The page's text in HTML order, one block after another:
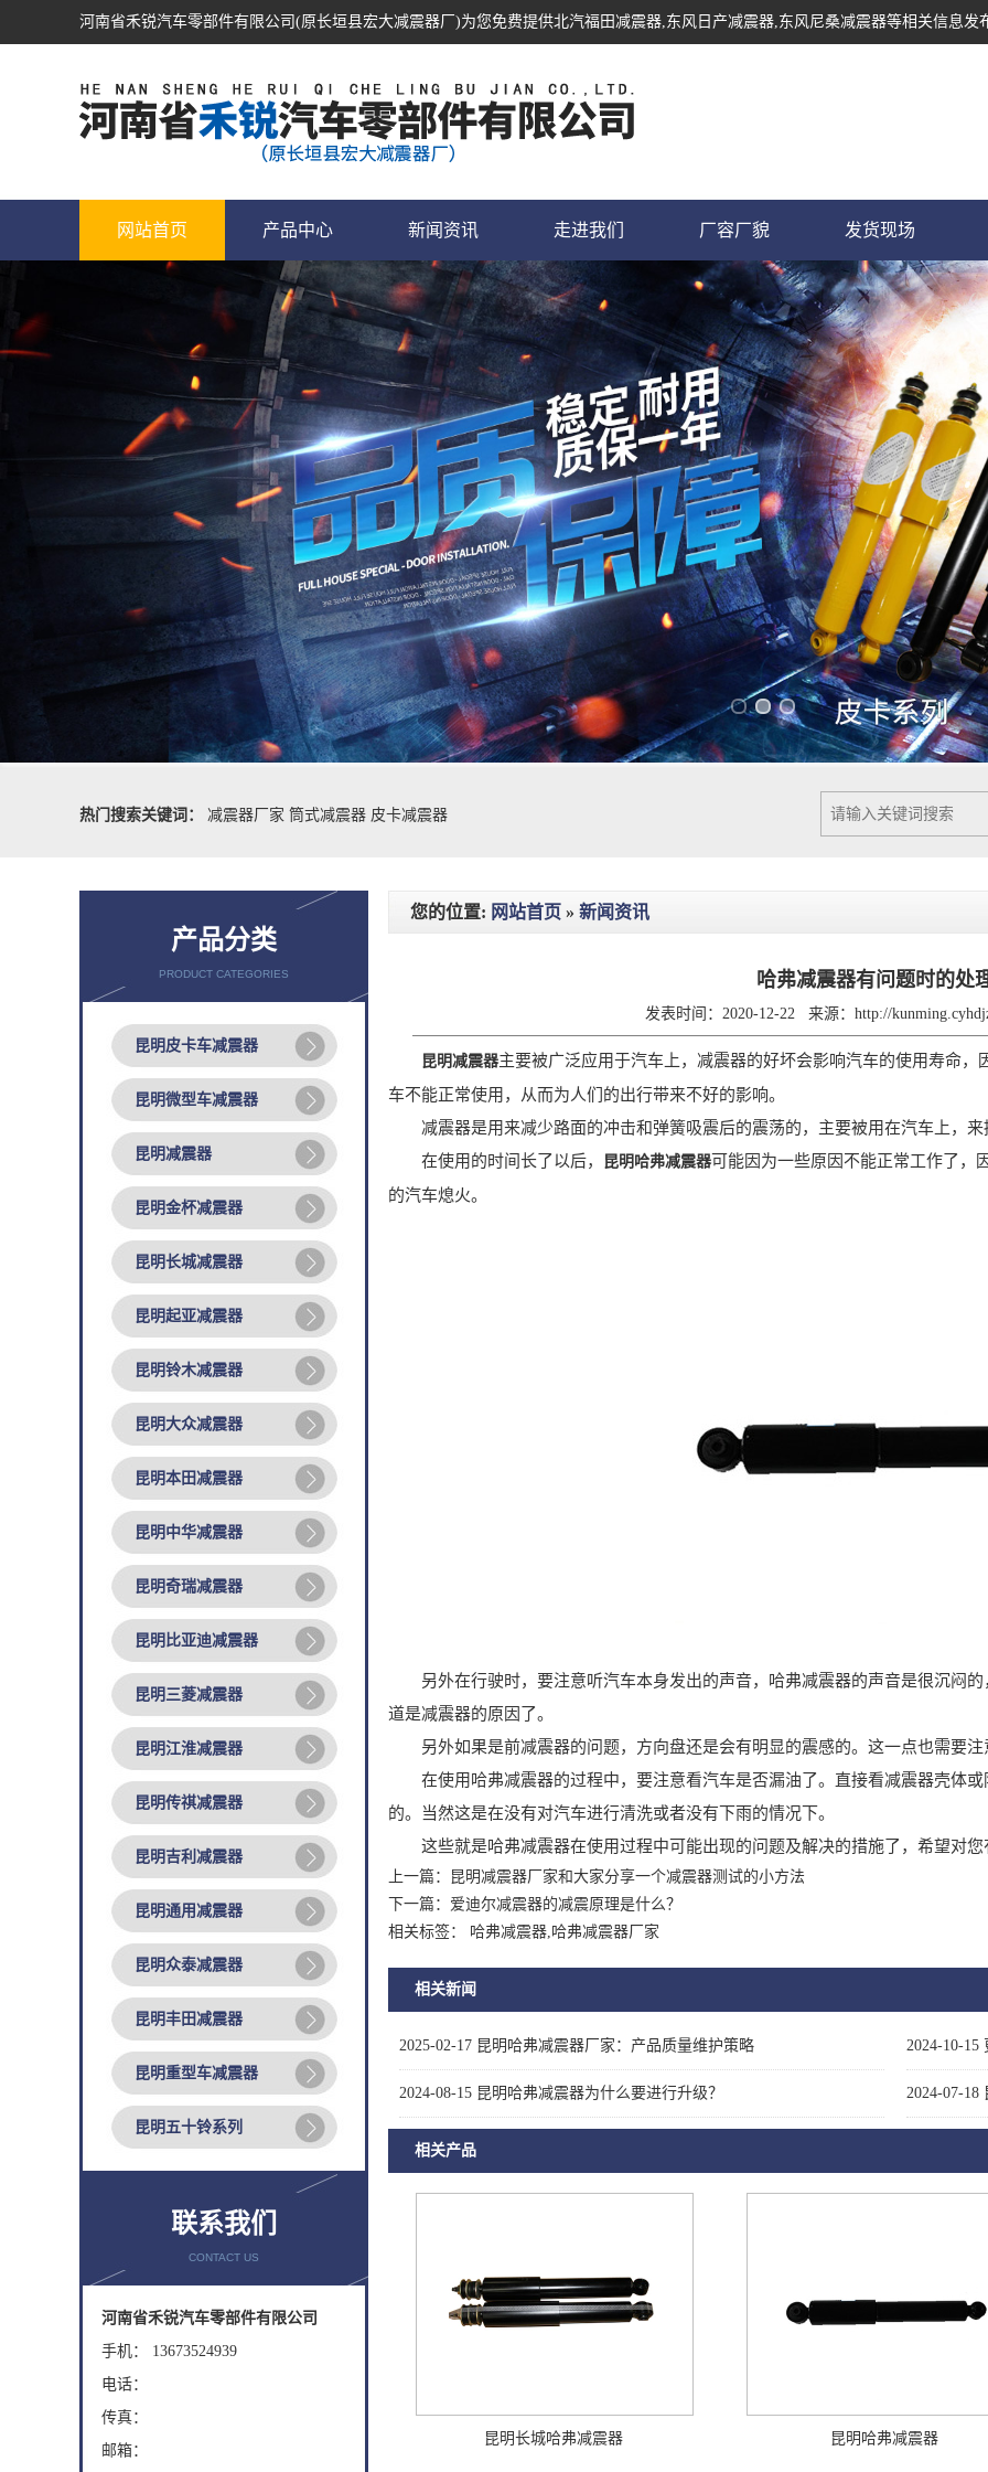
河南省禾锐汽车零部件有限公司(原长垣县宏大减震器厂)为您免费提供北汽福田减震器,东风日产减震器,东风尼桑减震器等相关信息发
网站首页 产品中心 新闻资讯 走进我们 厂容厂貌 发货现场
热门搜索关键词：
减震器厂家 筒式减震器 皮卡减震器
产品分类
PRODUCT CATEGORIES
昆明皮卡车减震器
昆明微型车减震器
昆明减震器
昆明金杯减震器
昆明长城减震器
昆明起亚减震器
昆明铃木减震器
昆明大众减震器
昆明本田减震器
昆明中华减震器
昆明奇瑞减震器
昆明比亚迪减震器
昆明三菱减震器
昆明江淮减震器
昆明传祺减震器
昆明吉利减震器
昆明通用减震器
昆明众泰减震器
昆明丰田减震器
昆明重型车减震器
昆明五十铃系列
联系我们
CONTACT US
河南省禾锐汽车零部件有限公司
手机： 13673524939
电话：
传真：
邮箱：
您的位置: 网站首页 » 新闻资讯
哈弗减震器有问题时的处
发表时间：2020-12-22 来源： http://
昆明减震器主要被广泛应用于汽车上，减震器的好坏会影响汽车的使用寿命
车不能正常使用，从而为人们的出行带来不好的影响。
减震器是用来减少路面的冲击和弹簧吸震后的震荡的，主要被用在汽车上，来
在使用的时间长了以后，
昆明哈弗减震器可能因为一些原因不能正常工作了，
的汽车熄火。
另外在行驶时，要注意听汽车本身发出的声音，哈弗减震器的声音是很沉闷的
道是减震器的原因了。
另外如果是前减震器的问题，方向盘还是会有明显的震感的。这一点也需要注
在使用哈弗减震器的过程中，要注意看汽车是否漏油了。直接看减震器壳体或
的。当然这是在没有对汽车进行清洗或者没有下雨的情况下。
这些就是哈弗减震器在使用过程中可能出现的问题及解决的措施了，希望对您
上一篇：
昆明减震器厂家和大家分享一个减震器测试的小方法
下一篇： 爱迪尔减震器的减震原理是什么？
相关标签： 哈弗减震器,哈弗减震器厂家
相关新闻
2025-02-17 昆明哈弗减震器厂家：产品质量维护策略 2024-10-15
2024-08-15 昆明哈弗减震器为什么要进行升级？ 2024-07-18
相关产品
昆明长城哈弗减震器 昆明哈弗减震器